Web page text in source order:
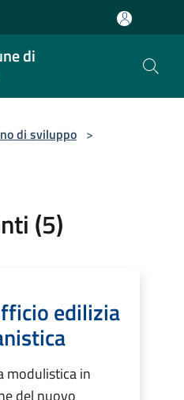
di
di sviluppo >
(5)
edilizia
modulistica in
del nuovo